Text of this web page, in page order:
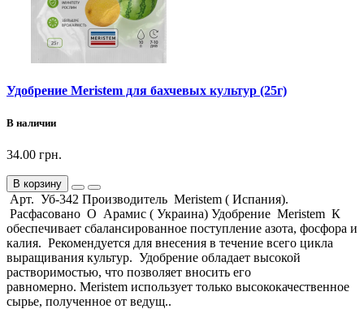
Удобрение Meristem для бахчевых культур (25г)
В наличии
34.00 грн.
В корзину
Арт. Уб-342 Производитель Meristem ( Испания).
Расфасовано О Арамис ( Украина) Удобрение Meristem К
обеспечивает сбалансированное поступление азота, фосфора и
калия. Рекомендуется для внесения в течение всего цикла
выращивания культур. Удобрение обладает высокой
растворимостью, что позволяет вносить его
равномерно. Meristem использует только высококачественное
сырье, полученное от ведущ..